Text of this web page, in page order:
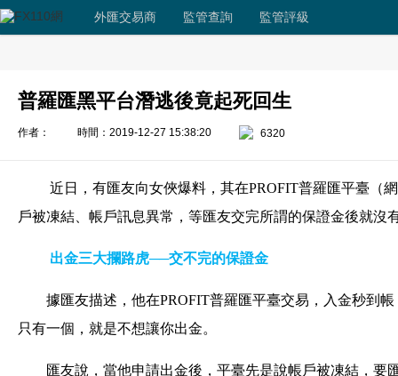
外匯交易商 監管查詢 監管評級
普羅匯黑平台潛逃後竟起死回生
作者： 時間：2019-12-27 15:38:20 6320
近日，有匯友向女俠爆料，其在PROFIT普羅匯平臺（
戶被凍結、帳戶訊息異常，等匯友交完所謂的保證金後就沒
出金三大攔路虎──交不完的保證金
據匯友描述，他在PROFIT普羅匯平臺交易，入金秒到
只有一個，就是不想讓你出金。
匯友說，當他申請出金後，平臺先是說帳戶被凍結，要